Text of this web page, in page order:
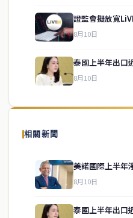
證監會擬放寬
8月10日
泰國上半年出口
8月10日
相關新聞
美諾國際上半年
8月10日
泰國上半年出口
關於我們
泰國中文新聞（TCN）是一家總
供即時、客觀、多元的中文新聞內
service@thaichinesenews.com